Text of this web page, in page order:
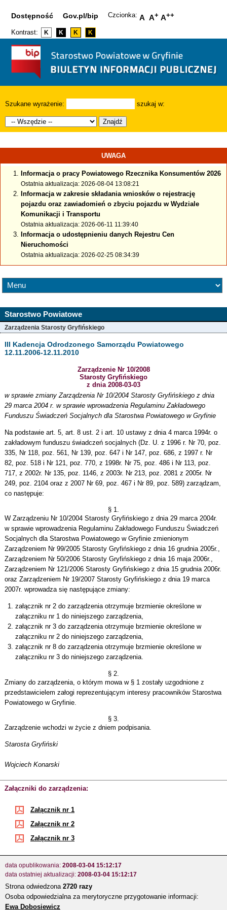
Dostępność Gov.pl/bip Czcionka: A A+ A++
Kontrast: K K K K
Szukane wyrażenie: szukaj w:
Znajdź
UWAGA
Informacja o pracy Powiatowego Rzecznika Konsumentów 2026
Ostatnia aktualizacja: 2026-08-04 13:08:21
Informacja w zakresie składania wniosków o rejestrację
pojazdu oraz zawiadomień o zbyciu pojazdu w Wydziale
Komunikacji i Transportu
Ostatnia aktualizacja: 2026-06-11 11:39:40
Informacja o udostępnieniu danych Rejestru Cen
Nieruchomości
Ostatnia aktualizacja: 2026-02-25 08:34:39
Starostwo Powiatowe
Zarządzenia Starosty Gryfińskiego
III Kadencja Odrodzonego Samorządu Powiatowego
12.11.2006-12.11.2010
Zarządzenie Nr 10/2008
Starosty Gryfińskiego
z dnia 2008-03-03
w sprawie zmiany Zarządzenia Nr 10/2004 Starosty Gryfińskiego z dnia
29 marca 2004 r. w sprawie wprowadzenia Regulaminu Zakładowego
Funduszu Świadczeń Socjalnych dla Starostwa Powiatowego w Gryfinie
Na podstawie art. 5, art. 8 ust. 2 i art. 10 ustawy z dnia 4 marca 1994r. o
zakładowym funduszu świadczeń socjalnych (Dz. U. z 1996 r. Nr 70, poz.
335, Nr 118, poz. 561, Nr 139, poz. 647 i Nr 147, poz. 686, z 1997 r. Nr
82, poz. 518 i Nr 121, poz. 770, z 1998r. Nr 75, poz. 486 i Nr 113, poz.
717, z 2002r. Nr 135, poz. 1146, z 2003r. Nr 213, poz. 2081 z 2005r. Nr
249, poz. 2104 oraz z 2007 Nr 69, poz. 467 i Nr 89, poz. 589) zarządzam,
co następuje:
§ 1.
W Zarządzeniu Nr 10/2004 Starosty Gryfińskiego z dnia 29 marca 2004r.
w sprawie wprowadzenia Regulaminu Zakładowego Funduszu Świadczeń
Socjalnych dla Starostwa Powiatowego w Gryfinie zmienionym
Zarządzeniem Nr 99/2005 Starosty Gryfińskiego z dnia 16 grudnia 2005r.,
Zarządzeniem Nr 50/2006 Starosty Gryfińskiego z dnia 16 maja 2006r.,
Zarządzeniem Nr 121/2006 Starosty Gryfińskiego z dnia 15 grudnia 2006r.
oraz Zarządzeniem Nr 19/2007 Starosty Gryfińskiego z dnia 19 marca
2007r. wprowadza się następujące zmiany:
załącznik nr 2 do zarządzenia otrzymuje brzmienie określone w
załączniku nr 1 do niniejszego zarządzenia,
załącznik nr 3 do zarządzenia otrzymuje brzmienie określone w
załączniku nr 2 do niniejszego zarządzenia,
załącznik nr 8 do zarządzenia otrzymuje brzmienie określone w
załączniku nr 3 do niniejszego zarządzenia.
§ 2.
Zmiany do zarządzenia, o którym mowa w § 1 zostały uzgodnione z
przedstawicielem załogi reprezentującym interesy pracowników Starostwa
Powiatowego w Gryfinie.
§ 3.
Zarządzenie wchodzi w życie z dniem podpisania.
Starosta Gryfiński
Wojciech Konarski
Załączniki do zarządzenia:
Załącznik nr 1
Załącznik nr 2
Załącznik nr 3
data opublikowania: 2008-03-04 15:12:17
data ostatniej aktualizacji: 2008-03-04 15:12:17
Strona odwiedzona 2720 razy
Osoba odpowiedzialna za merytoryczne przygotowanie informacji:
Ewa Dobosiewicz